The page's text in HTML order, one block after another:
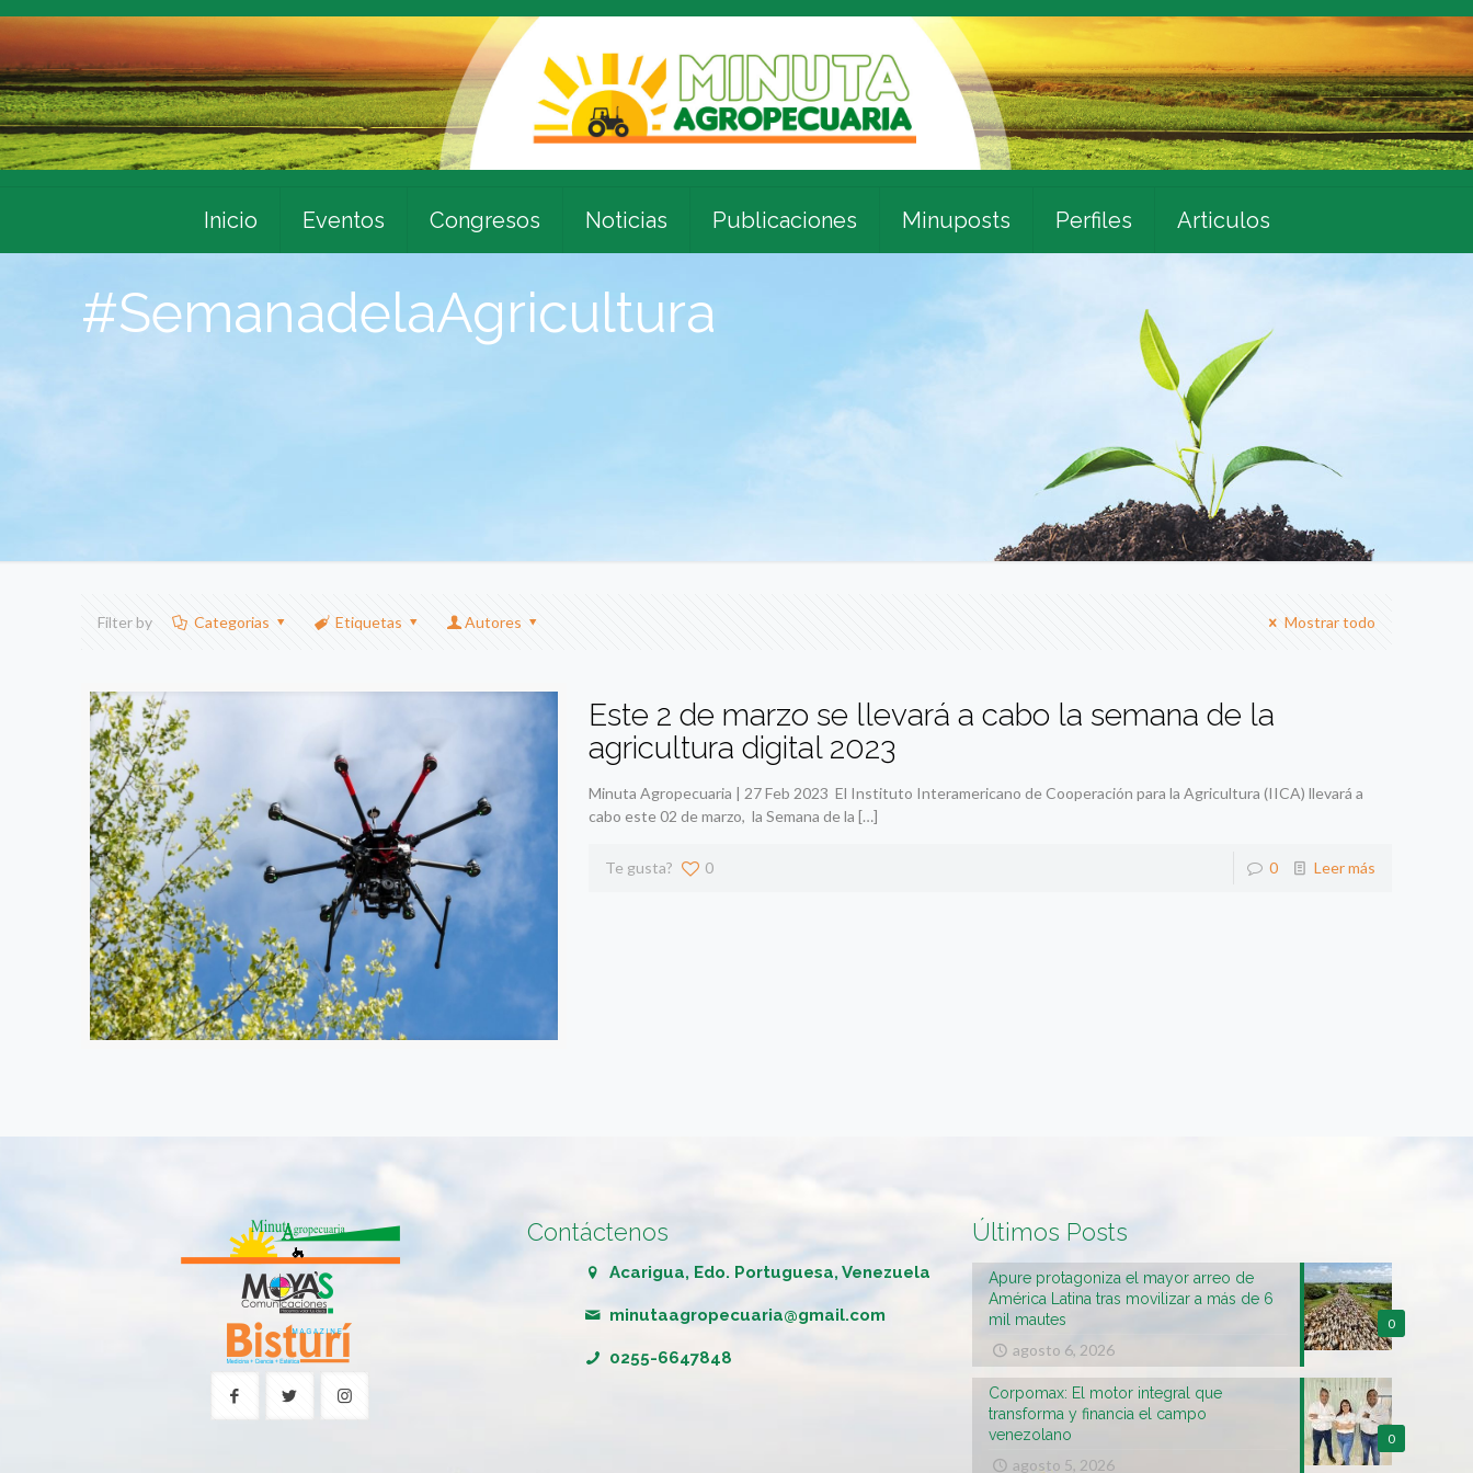
Inicio Eventos Congresos Noticias Publicaciones Minuposts Perfiles Articulos
#SemanadelaAgricultura
Filter by Categorias Etiquetas Autores Mostrar todo
Este 2 de marzo se llevará a cabo la semana de la
agricultura digital 2023
Minuta Agropecuaria | 27 Feb 2023 El Instituto Interamericano de Cooperación para la Agricultura (IICA) llevará a
cabo este 02 de marzo, la Semana de la […]
Te gusta? 0 0 Leer más
Contáctenos
Acarigua, Edo. Portuguesa, Venezuela
minutaagropecuaria@gmail.com
0255-6647848
Últimos Posts
0
Apure protagoniza el mayor arreo de
América Latina tras movilizar a más de 6
mil mautes
agosto 6, 2026
0
Corpomax: El motor integral que
transforma y financia el campo
venezolano
agosto 5, 2026